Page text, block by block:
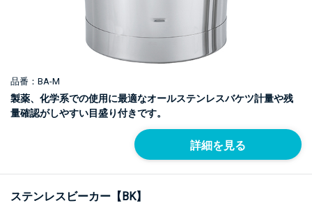
品番：BA-M
製薬、化学系での使用に最適なオールステンレスバケツ計量や残
量確認がしやすい目盛り付きです。
詳細を見る
ステンレスビーカー【BK】